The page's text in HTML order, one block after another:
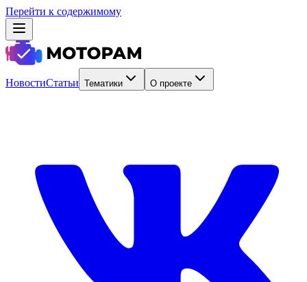
Перейти к содержимому
НовостиСтатьи Тематики О проекте